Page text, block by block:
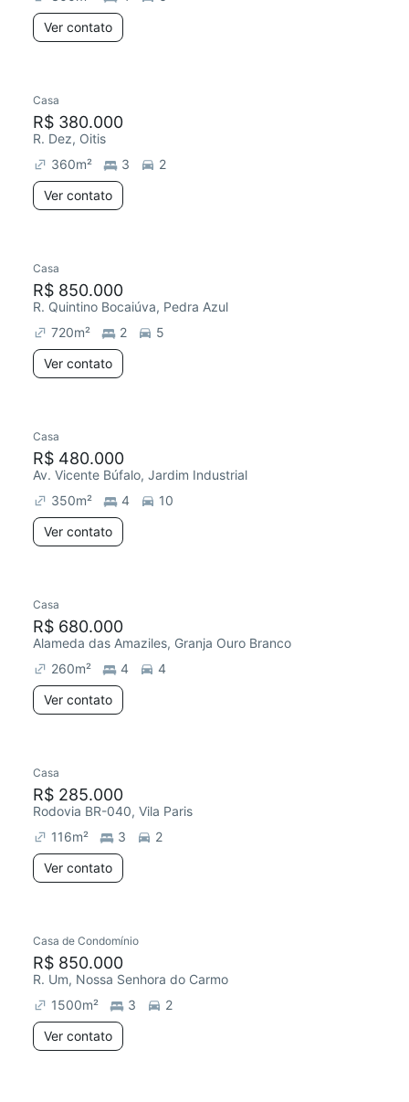
Ver contato
Casa
R$ 380.000
R. Dez, Oitis
360m² 3
2
Ver contato
Casa
R$ 850.000
R. Quintino Bocaiúva, Pedra Azul
720m² 2
5
Ver contato
Casa
R$ 480.000
Av. Vicente Búfalo, Jardim Industrial
350m² 4
10
Ver contato
Casa
R$ 680.000
Alameda das Amaziles, Granja Ouro Branco
260m² 4
4
Ver contato
Casa
R$ 285.000
Rodovia BR-040, Vila Paris
116m² 3
2
Ver contato
Casa de Condomínio
R$ 850.000
R. Um, Nossa Senhora do Carmo
1500m² 3
2
Ver contato